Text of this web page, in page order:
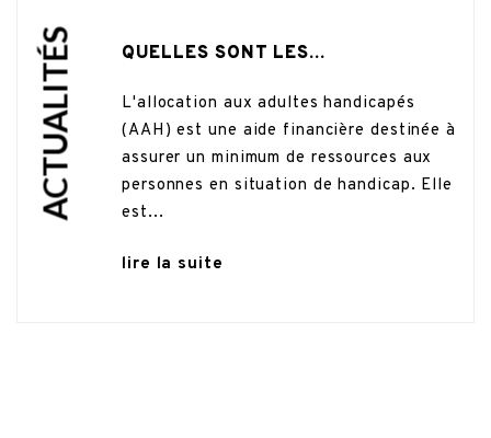
ACTUALITÉS QUELLES SONT LES...
L'allocation aux adultes handicapés
(AAH) est une aide financière destinée à
assurer un minimum de ressources aux
personnes en situation de handicap. Elle
est...
lire la suite